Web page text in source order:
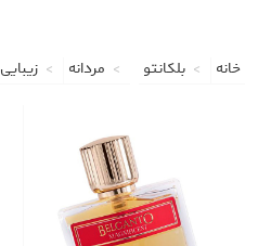
خانه بلکانتو مردانه زیبایی